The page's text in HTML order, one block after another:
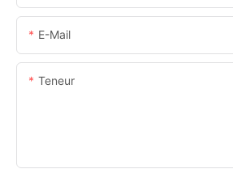
E-Mail
Teneur